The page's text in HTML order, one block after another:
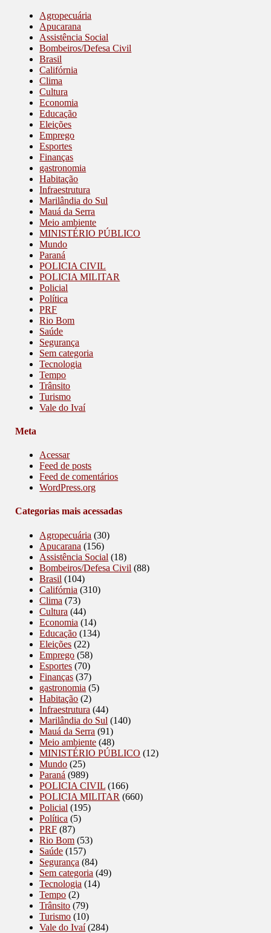
Agropecuária
Apucarana
Assistência Social
Bombeiros/Defesa Civil
Brasil
Califórnia
Clima
Cultura
Economia
Educação
Eleições
Emprego
Esportes
Finanças
gastronomia
Habitação
Infraestrutura
Marilândia do Sul
Mauá da Serra
Meio ambiente
MINISTÉRIO PÚBLICO
Mundo
Paraná
POLICIA CIVIL
POLICIA MILITAR
Policial
Política
PRF
Rio Bom
Saúde
Segurança
Sem categoria
Tecnologia
Tempo
Trânsito
Turismo
Vale do Ivaí
Meta
Acessar
Feed de posts
Feed de comentários
WordPress.org
Categorias mais acessadas
Agropecuária (30)
Apucarana (156)
Assistência Social (18)
Bombeiros/Defesa Civil (88)
Brasil (104)
Califórnia (310)
Clima (73)
Cultura (44)
Economia (14)
Educação (134)
Eleições (22)
Emprego (58)
Esportes (70)
Finanças (37)
gastronomia (5)
Habitação (2)
Infraestrutura (44)
Marilândia do Sul (140)
Mauá da Serra (91)
Meio ambiente (48)
MINISTÉRIO PÚBLICO (12)
Mundo (25)
Paraná (989)
POLICIA CIVIL (166)
POLICIA MILITAR (660)
Policial (195)
Política (5)
PRF (87)
Rio Bom (53)
Saúde (157)
Segurança (84)
Sem categoria (49)
Tecnologia (14)
Tempo (2)
Trânsito (79)
Turismo (10)
Vale do Ivaí(284)